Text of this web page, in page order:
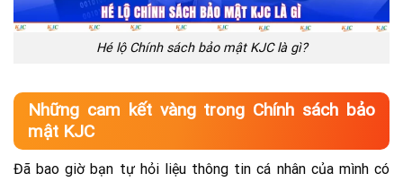
Hé lộ Chính sách bảo mật KJC là gì?
Những cam kết vàng trong Chính sách bảo
mật KJC
Đã bao giờ bạn tự hỏi liệu thông tin cá nhân của mình có